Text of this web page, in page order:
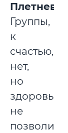
Плетнева
Группы,
к
счастью,
нет,
но
здоровье
не
позволило